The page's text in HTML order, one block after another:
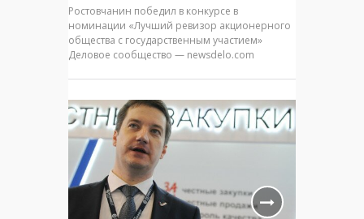
Ростовчанин победил в конкурсе в
номинации «Лучший ревизор акционерного
общества с государственным участием»
Деловое сообщество — newsdelo.com